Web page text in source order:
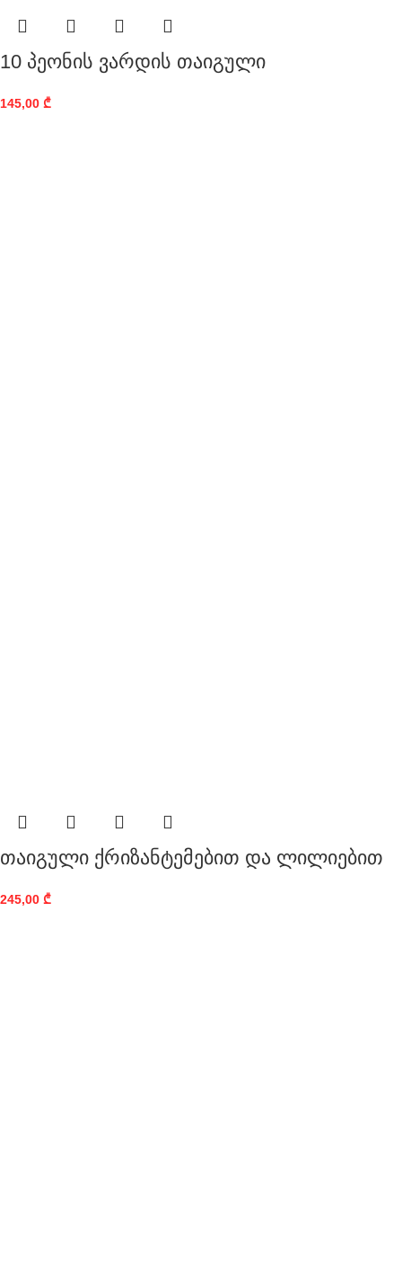
10 პეონის ვარდის თაიგული
145,00 ₾
თაიგული ქრიზანტემებით და ლილიებით
245,00 ₾